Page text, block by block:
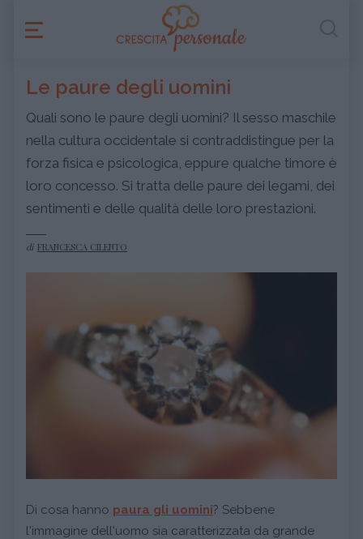
Le paure degli uomini
Quali sono le paure degli uomini? Il sesso maschile
nella cultura occidentale si contraddistingue per la
forza fisica e psicologica, eppure qualche timore è
loro concesso. Si tratta delle paure dei legami, dei
sentimenti e delle qualità delle loro prestazioni.
di FRANCESCA CILENTO
Di cosa hanno paura gli uomini? Sebbene
l'immagine dell'uomo sia caratterizzata da grande